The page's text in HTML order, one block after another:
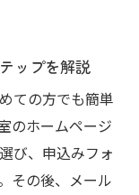
ップを解説
ての方でも簡単
のホームページ
び、申込みフォ
その後、メール